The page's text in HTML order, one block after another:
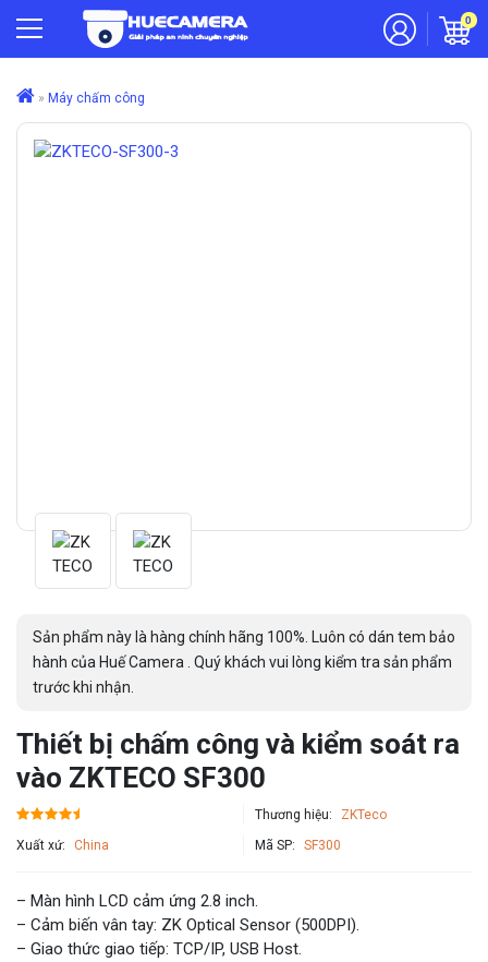
0
» Máy chấm công
Sản phẩm này là hàng chính hãng 100%. Luôn có dán tem bảo
hành của Huế Camera . Quý khách vui lòng kiểm tra sản phẩm
trước khi nhận.
Thiết bị chấm công và kiểm soát ra
vào ZKTECO SF300
Thương hiệu: ZKTeco
Xuất xứ: China Mã SP: SF300
– Màn hình LCD cảm ứng 2.8 inch.
– Cảm biến vân tay: ZK Optical Sensor (500DPI).
– Giao thức giao tiếp: TCP/IP, USB Host.